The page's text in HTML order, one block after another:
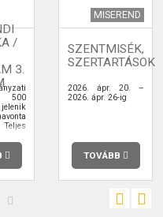
/
3.
MISEREND
SZENTMISÉK,
SZERTARTÁSOK
2026. ápr. 20. –
2026. ápr. 26-ig
TOVÁBB